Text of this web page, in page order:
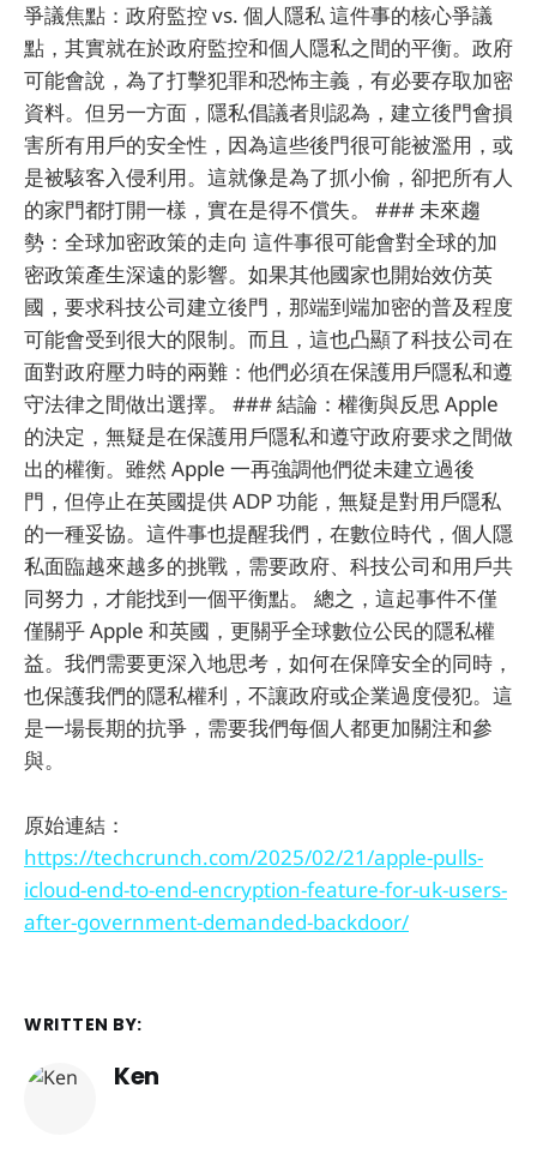
爭議焦點：政府監控 vs. 個人隱私 這件事的核心爭議
點，其實就在於政府監控和個人隱私之間的平衡。政府
可能會說，為了打擊犯罪和恐怖主義，有必要存取加密
資料。但另一方面，隱私倡議者則認為，建立後門會損
害所有用戶的安全性，因為這些後門很可能被濫用，或
是被駭客入侵利用。這就像是為了抓小偷，卻把所有人
的家門都打開一樣，實在是得不償失。 ### 未來趨
勢：全球加密政策的走向 這件事很可能會對全球的加
密政策產生深遠的影響。如果其他國家也開始效仿英
國，要求科技公司建立後門，那端到端加密的普及程度
可能會受到很大的限制。而且，這也凸顯了科技公司在
面對政府壓力時的兩難：他們必須在保護用戶隱私和遵
守法律之間做出選擇。 ### 結論：權衡與反思 Apple
的決定，無疑是在保護用戶隱私和遵守政府要求之間做
出的權衡。雖然 Apple 一再強調他們從未建立過後
門，但停止在英國提供 ADP 功能，無疑是對用戶隱私
的一種妥協。這件事也提醒我們，在數位時代，個人隱
私面臨越來越多的挑戰，需要政府、科技公司和用戶共
同努力，才能找到一個平衡點。 總之，這起事件不僅
僅關乎 Apple 和英國，更關乎全球數位公民的隱私權
益。我們需要更深入地思考，如何在保障安全的同時，
也保護我們的隱私權利，不讓政府或企業過度侵犯。這
是一場長期的抗爭，需要我們每個人都更加關注和參
與。
原始連結：
https://techcrunch.com/2025/02/21/apple-pulls-
icloud-end-to-end-encryption-feature-for-uk-users-
after-government-demanded-backdoor/
WRITTEN BY:
Ken